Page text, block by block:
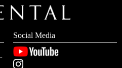
Social Media